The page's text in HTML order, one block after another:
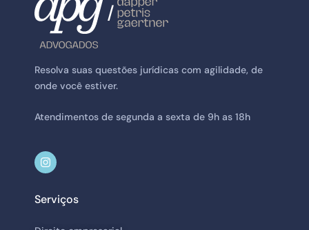
Resolva suas questões jurídicas com agilidade, de
onde você estiver.
Atendimentos de segunda a sexta de 9h as 18h
I
n
s
a
Serviços